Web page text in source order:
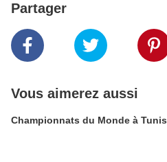
Partager
Vous aimerez aussi
Championnats du Monde à Tunis